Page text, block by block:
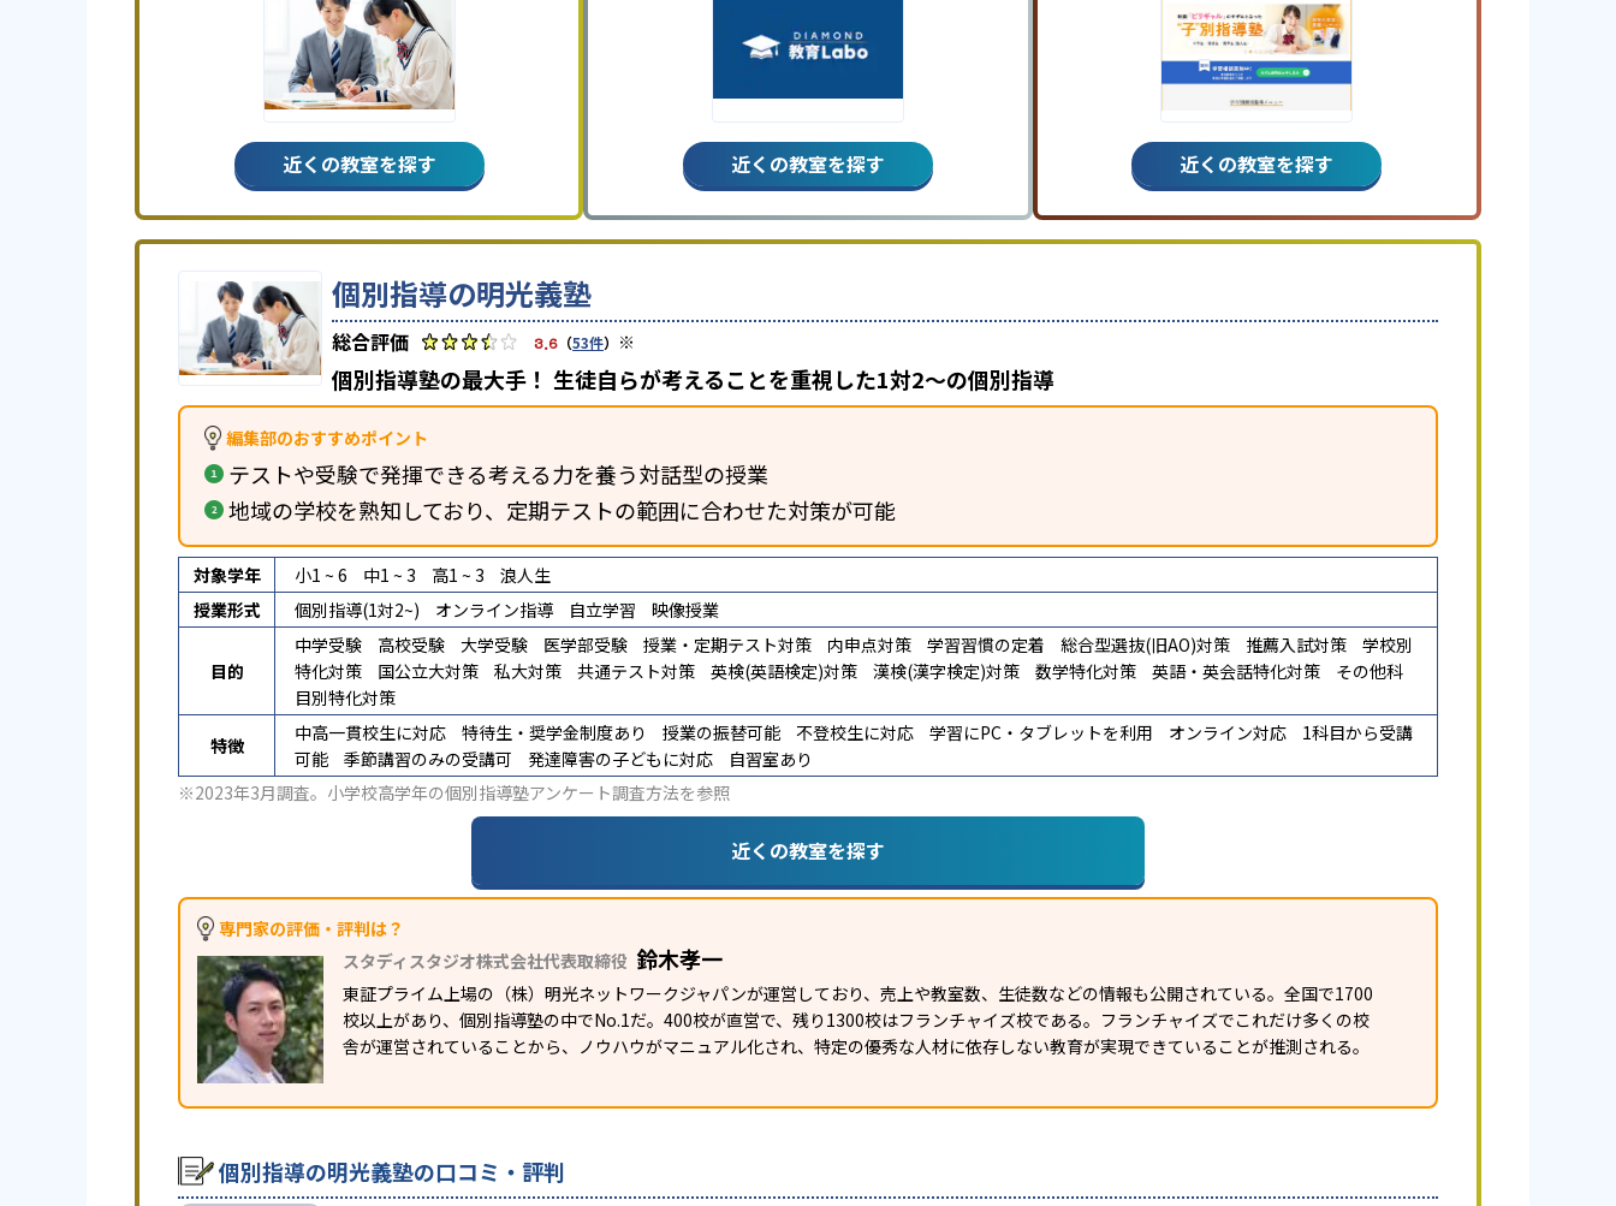
近くの教室を探す 近くの教室を探す 近くの教室を探す
個別指導の明光義塾
3.6 （53件） ※
個別指導塾の最大手！ 生徒自らが考えることを重視した1対2〜の個別指導
編集部のおすすめポイント
テストや受験で発揮できる考える力を養う対話型の授業
地域の学校を熟知しており、定期テストの範囲に合わせた対策が可能
対象学年 小1 ~ 6 中1 ~ 3 高1 ~ 3
浪人生
授業形式
個別指導(1対2~) オンライン指導 自立学習 映像授業
目的
中学受験 高校受験 大学受験 医学部受験 授業・定期テスト対策 内申点対策 学習習慣の定着 総合型選抜(旧AO)対策 推薦入試対策
学校別
特化対策
国公立大対策 私大対策 共通テスト対策 英検(英語検定)対策 漢検(漢字検定)対策 数学特化対策 英語・英会話特化対策
その他科
目別特化対策
特徴
中高一貫校生に対応 特待生・奨学金制度あり 授業の振替可能 不登校生に対応 学習にPC・タブレットを利用 オンライン対応
1科目から受講
可能
季節講習のみの受講可 発達障害の子どもに対応
自習室あり
※2023年3月調査。 小学校高学年の個別指導塾アンケート調査方法を参照
近くの教室を探す
専門家の評価・評判は？
スタディスタジオ株式会社代表取締役 鈴木孝一
東証プライム上場の（株）明光ネットワークジャパンが運営しており、売上や教室数、生徒数などの情報も公開されている。全国で1700
校以上があり、個別指導塾の中でNo.1だ。400校が直営で、残り1300校はフランチャイズ校である。フランチャイズでこれだけ多くの校
舎が運営されていることから、ノウハウがマニュアル化され、特定の優秀な人材に依存しない教育が実現できていることが推測される。
個別指導の明光義塾の口コミ・評判